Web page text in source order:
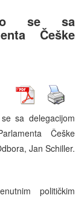
se sa
Češke
sa delegacijom
Češke
Jan Schiller.
političkim